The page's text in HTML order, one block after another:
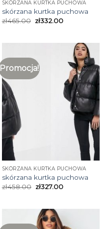
SKÓRZANA KURTKA PUCHOWA
skórzana kurtka puchowa
zł465.00 zł332.00
Promocja!
SKÓRZANA KURTKA PUCHOWA
skórzana kurtka puchowa
zł458.00 zł327.00